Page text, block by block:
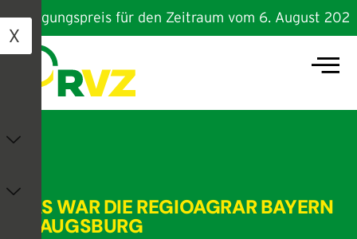
für den Zeitraum vom 6. August
X
DAS WAR DIE REGIOAGRAR BAYERN
IN AUGSBURG